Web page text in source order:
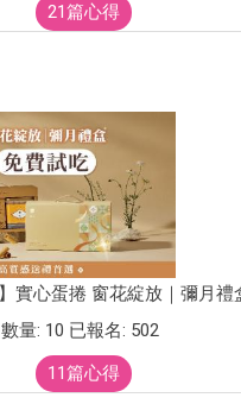
21篇心得
實心蛋捲 窗花綻放｜彌月禮
數量: 10 已報名: 502
11篇心得